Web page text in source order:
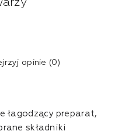
opinie (0)
łagodzący preparat,
składniki